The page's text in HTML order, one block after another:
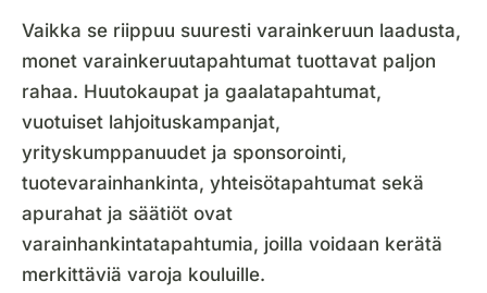
Vaikka se riippuu suuresti varainkeruun laadusta,
monet varainkeruutapahtumat tuottavat paljon
rahaa. Huutokaupat ja gaalatapahtumat,
vuotuiset lahjoituskampanjat,
yrityskumppanuudet ja sponsorointi,
tuotevarainhankinta, yhteisötapahtumat sekä
apurahat ja säätiöt ovat
varainhankintatapahtumia, joilla voidaan kerätä
merkittäviä varoja kouluille.